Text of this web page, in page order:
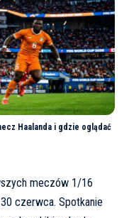
Haalanda i gdzie oglądać
meczów 1/16
czerwca. Spotkanie